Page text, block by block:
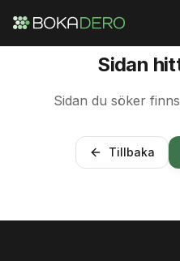
Sidan
Sidan du söker
Tillbaka